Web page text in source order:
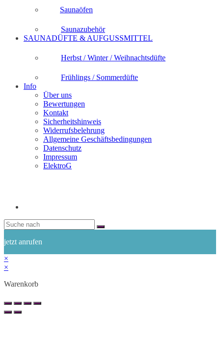
Saunaöfen
Saunazubehör
SAUNADÜFTE & AUFGUSSMITTEL
Herbst / Winter / Weihnachtsdüfte
Frühlings / Sommerdüfte
Info
Über uns
Bewertungen
Kontakt
Sicherheitshinweis
Widerrufsbelehrung
Allgemeine Geschäftsbedingungen
Datenschutz
Impressum
ElektroG
jetzt anrufen
×
×
Warenkorb